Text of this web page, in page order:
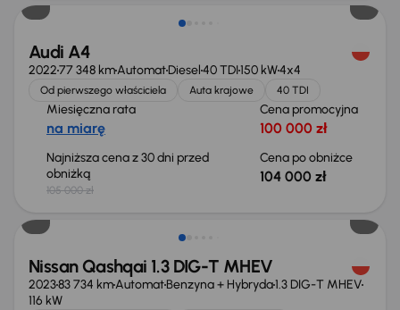
Audi A4
202277 348 kmAutomatDiesel40 TDI150 kW4x4
Od pierwszego właściciela Auta krajowe 40 TDI
Miesięczna rata
na miarę
Cena promocyjna
100 000 zł
Najniższa cena z 30 dni przed
obniżką
105 000 zł
Cena po obniżce
104 000 zł
Możliwość odliczenia VAT
Nissan Qashqai 1.3 DIG-T MHEV
202383 734 kmAutomatBenzyna + Hybryda1.3 DIG-T MHEV
116 kW